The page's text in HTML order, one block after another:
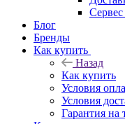
Блог
Бренды
Как купить
Назад
Как купить
Условия
Условия
Гарантия на